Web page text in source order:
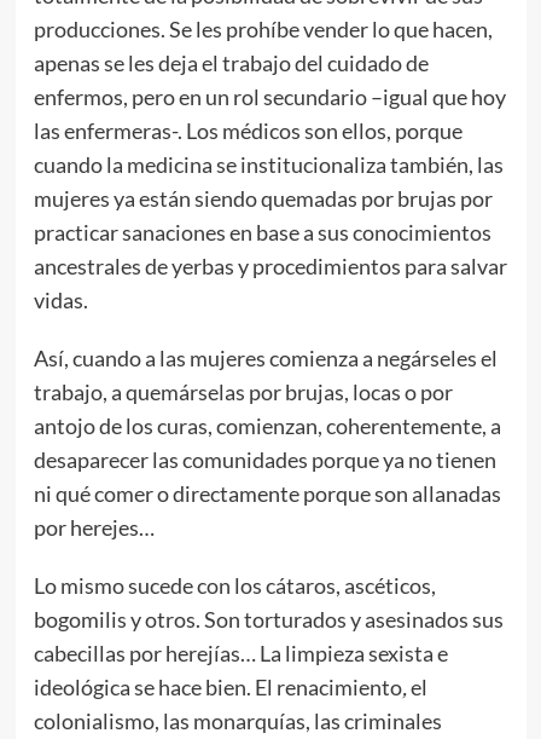
producciones. Se les prohíbe vender lo que hacen,
apenas se les deja el trabajo del cuidado de
enfermos, pero en un rol secundario –igual que hoy
las enfermeras-. Los médicos son ellos, porque
cuando la medicina se institucionaliza también, las
mujeres ya están siendo quemadas por brujas por
practicar sanaciones en base a sus conocimientos
ancestrales de yerbas y procedimientos para salvar
vidas.
Así, cuando a las mujeres comienza a negárseles el
trabajo, a quemárselas por brujas, locas o por
antojo de los curas, comienzan, coherentemente, a
desaparecer las comunidades porque ya no tienen
ni qué comer o directamente porque son allanadas
por herejes…
Lo mismo sucede con los cátaros, ascéticos,
bogomilis y otros. Son torturados y asesinados sus
cabecillas por herejías… La limpieza sexista e
ideológica se hace bien. El renacimiento,el
colonialismo, las monarquías, las criminales